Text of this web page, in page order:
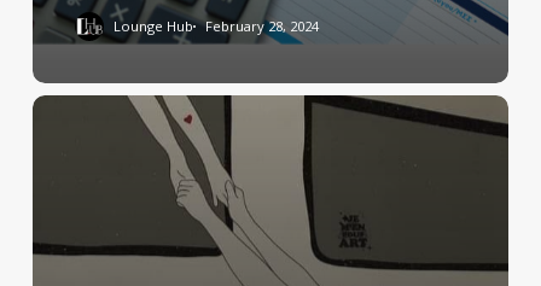
Lounge Hub February 28, 2024